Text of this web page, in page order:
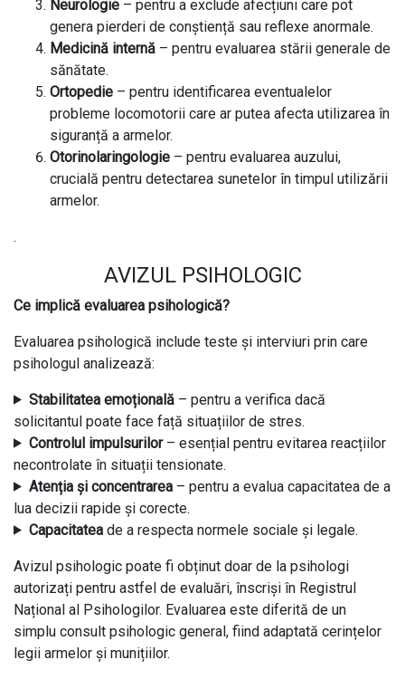
Neurologie – pentru a exclude afecțiuni care pot
genera pierderi de conștiență sau reflexe anormale.
Medicină internă – pentru evaluarea stării generale de
sănătate.
Ortopedie – pentru identificarea eventualelor
probleme locomotorii care ar putea afecta utilizarea în
siguranță a armelor.
Otorinolaringologie – pentru evaluarea auzului,
crucială pentru detectarea sunetelor în timpul utilizării
armelor.
.
AVIZUL PSIHOLOGIC
Ce implică evaluarea psihologică?
Evaluarea psihologică include teste și interviuri prin care
psihologul analizează:
Stabilitatea emoțională– pentru a verifica dacă
solicitantul poate face față situațiilor de stres.
Controlul impulsurilor– esențial pentru evitarea reacțiilor
necontrolate în situații tensionate.
Atenția și concentrarea– pentru a evalua capacitatea de a
lua decizii rapide și corecte.
Capacitateade a respecta normele sociale și legale.
Avizul psihologic poate fi obținut doar de la psihologi
autorizați pentru astfel de evaluări, înscriși în Registrul
Național al Psihologilor. Evaluarea este diferită de un
simplu consult psihologic general, fiind adaptată cerințelor
legii armelor și munițiilor.